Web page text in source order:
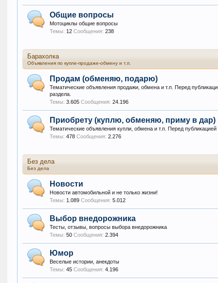
Общие вопросы
Мотоциклы общие вопросы
Темы: 12 Сообщения: 238
Барахолка
Объявления по купле-продаже-обмену и т.п.
Продам (обменяю, подарю)
Тематические объявления продажи, обмена и т.п. Перед
раздела.
Темы: 3.605 Сообщения: 24.196
Приобрету (куплю, обменяю, приму в дар)
Тематические объявления купли, обмена и т.п. Перед
Темы: 478 Сообщения: 2.276
Без дела
Без дела
Новости
Новости автомобильной и не только жизни!
Темы: 1.089 Сообщения: 5.012
Выбор внедорожника
Тесты, отзывы, вопросы выбора внедорожника
Темы: 50 Сообщения: 2.394
Юмор
Веселые истории, анекдоты
Темы: 45 Сообщения: 4.196